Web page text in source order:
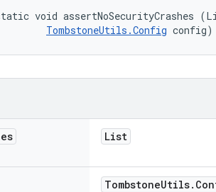
void assertNoSecurityCrashes
TombstoneUtils.Config config)
List
TombstoneUtils.